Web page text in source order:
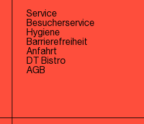
Service
Besucherservice
Hygiene
Barrierefreiheit
Anfahrt
DT Bistro
AGB